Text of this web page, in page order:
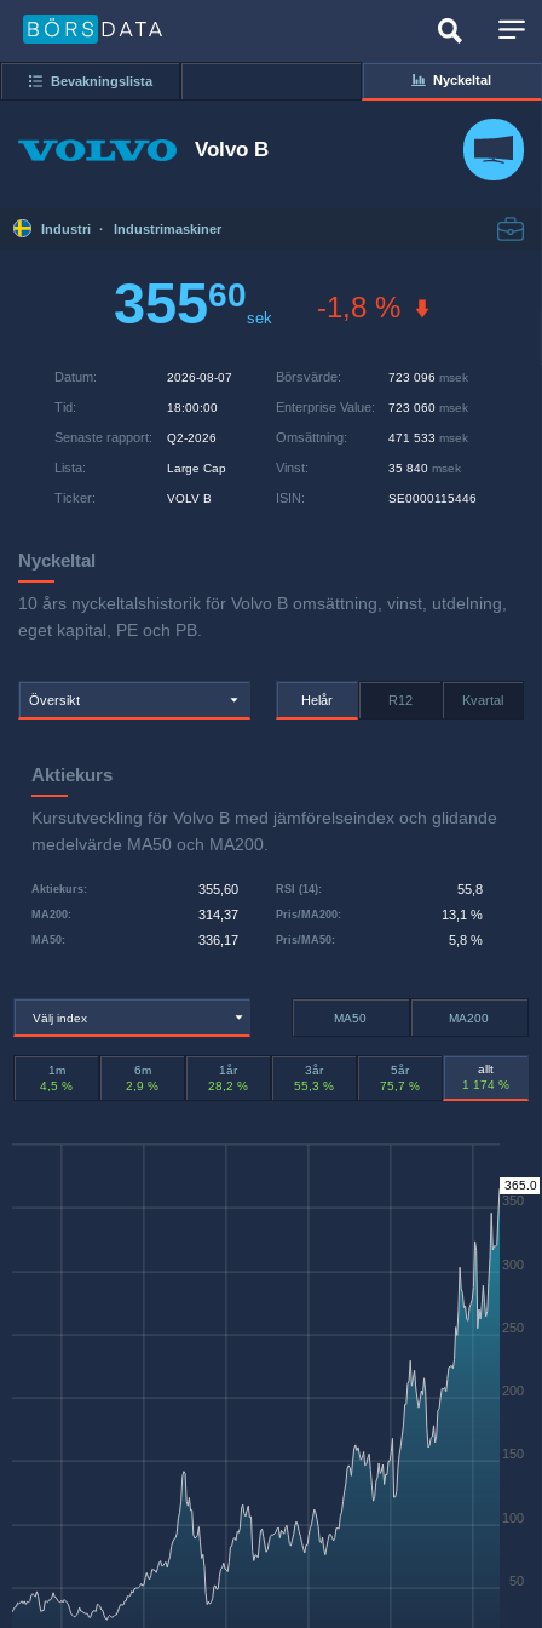
Bevakningslista Nyckeltal
Volvo B
Industri · Industrimaskiner
35560
sek -1,8 %
Datum: 2026-08-07
Tid: 18:00:00
Senaste rapport: Q2-2026
Lista: Large Cap
Ticker: VOLV B
Börsvärde: 723 096 msek
Enterprise Value: 723 060 msek
Omsättning: 471 533 msek
Vinst: 35 840 msek
ISIN: SE0000115446
Nyckeltal
10 års nyckeltalshistorik för Volvo B omsättning, vinst, utdelning,
eget kapital, PE och PB.
Översikt Helår R12 Kvartal
Aktiekurs
Kursutveckling för Volvo B med jämförelseindex och glidande
medelvärde MA50 och MA200.
Aktiekurs: 355,60
MA50: 336,17
MA200: 314,37 Pris/MA200: 13,1 %
RSI (14): 55,8
Pris/MA50: 5,8 %
Välj index MA50 MA200
1m
4,5 %
6m
2,9 %
1år
28,2 %
3år
55,3 %
5år
75,7 %
allt
1 174 %
50
100
150
200
250
300
350
365.0